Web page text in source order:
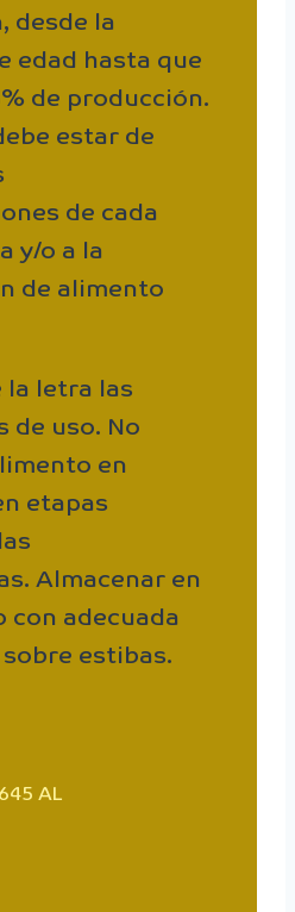
desde la
edad hasta que
de producción.
estar de
de cada
y/o a la
de alimento
la letra las
de uso. No
en
etapas
Almacenar en
adecuada
estibas.
AL